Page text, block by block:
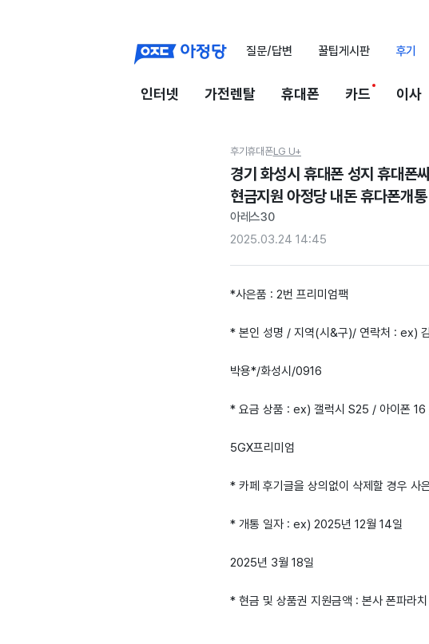
질문/답변 꿀팁게시판 후기
인터넷 가전렌탈 휴대폰 카드 이사
후기휴대폰LG U+
경기 화성시 휴대폰 성지 휴대
현금지원 아정당 내돈 휴다폰개통
아레스30
2025.03.24 14:45
*사은품 : 2번 프리미엄팩
* 본인 성명 / 지역(시&구)/ 연락처 : ex)
박용*/화성시/0916
* 요금 상품 : ex) 갤럭시 S25 / 아이폰
5GX프리미엄
* 카페 후기글을 상의없이 삭제할 경우 사
* 개통 일자 : ex) 2025년 12월 14일
2025년 3월 18일
* 현금 및 상품권 지원금액 : 본사 폰파라